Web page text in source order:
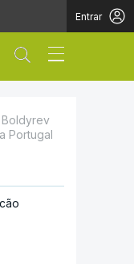
Entrar
Abrir campo
do
Boldyrev
Portugal